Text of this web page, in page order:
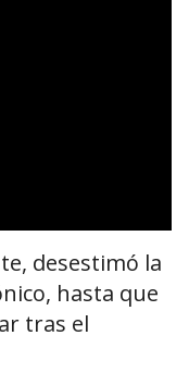
desestimó la
hasta que
tras el